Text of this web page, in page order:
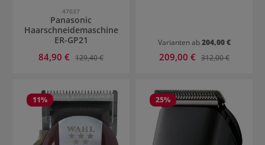
47037
Panasonic
Haarschneidemaschine
ER-GP21
Verkaufspreis:
84,90 € Regulärer Preis:
129,40 €
Varianten ab204,00 €
Verkaufspreis:
209,00 € Regulärer Preis:
312,00 €
11% 25%